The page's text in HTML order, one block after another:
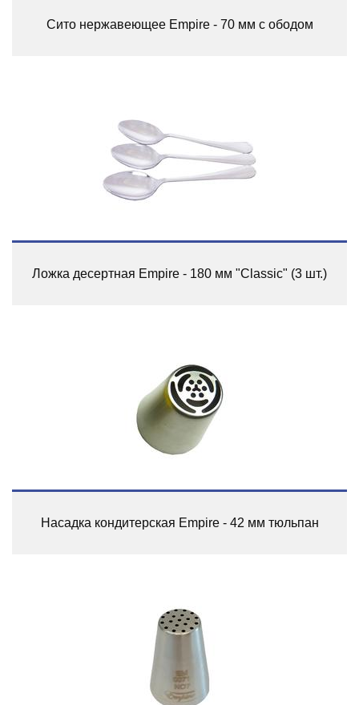
Сито нержавеющее Empire - 70 мм с ободом
Ложка десертная Empire - 180 мм "Classic" (3 шт.)
Насадка кондитерская Empire - 42 мм тюльпан